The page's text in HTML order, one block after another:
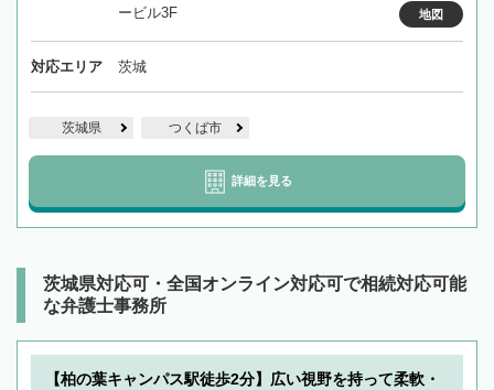
ービル3F
地図
対応エリア 茨城
茨城県 つくば市
詳細を見る
茨城県対応可・全国オンライン対応可で相続対応可能
な弁護士事務所
【柏の葉キャンパス駅徒歩2分】広い視野を持って柔軟・